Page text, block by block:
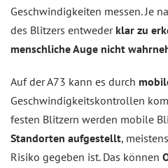
Geschwindigkeiten messen. Je
des Blitzers entweder klar zu
menschliche Auge nicht
Auf der A73 kann es durch
Geschwindigkeitskontrollen
festen Blitzern werden mobile
Standorten aufgestellt,
Risiko gegeben ist. Das können